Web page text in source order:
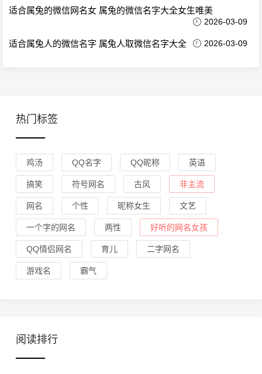
适合属兔的微信网名女 属兔的微信名字大全女生唯美
2026-03-09
适合属兔人的微信名字 属兔人取微信名字大全 2026-03-09
热门标签
鸡汤 QQ名字 QQ昵称 英语
搞笑 符号网名 古风 非主流
网名 个性 昵称女生 文艺
一个字的网名 两性 好听的网名女孩
QQ情侣网名 育儿 二字网名
游戏名 霸气
阅读排行